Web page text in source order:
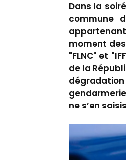
Dans la
commune
moment
"FLNC" et
de la
ne s’en